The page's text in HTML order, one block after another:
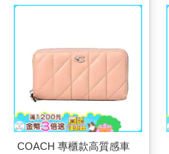
COACH 專櫃款高質感車